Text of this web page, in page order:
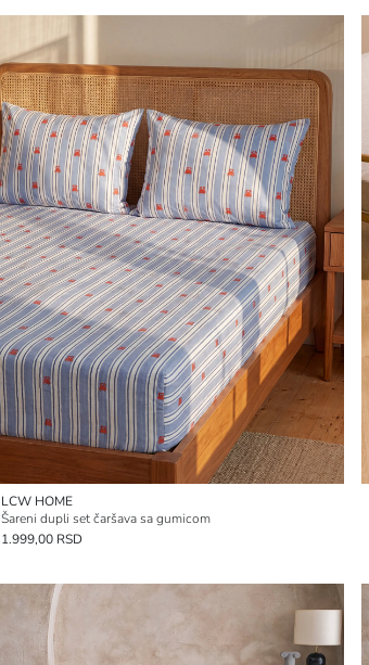
LCW HOME
Šareni dupli set čaršava sa gumicom
1.999,00 RSD